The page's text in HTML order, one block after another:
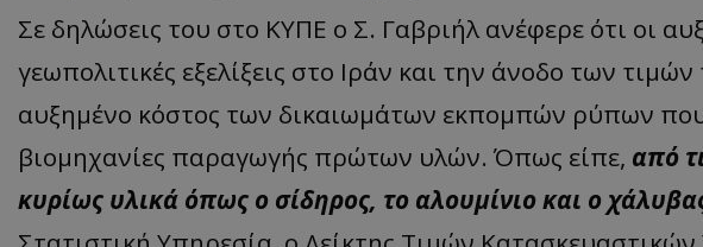
Σε δηλώσεις του στο ΚΥΠΕ ο Σ. Γαβριήλ ανέφερε ότι οι
γεωπολιτικές εξελίξεις στο Ιράν και την άνοδο των
αυξημένο κόστος των δικαιωμάτων εκπομπών ρύπων
βιομηχανίες παραγωγής πρώτων υλών. Όπως είπε, από
κυρίως υλικά όπως ο σίδηρος, το αλουμίνιο και ο